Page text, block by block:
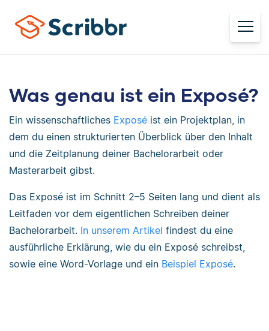
Was genau ist ein Exposé?
Ein wissenschaftliches Exposé ist ein Projektplan, in
dem du einen strukturierten Überblick über den Inhalt
und die Zeitplanung deiner Bachelorarbeit oder
Masterarbeit gibst.
Das Exposé ist im Schnitt 2–5 Seiten lang und dient als
Leitfaden vor dem eigentlichen Schreiben deiner
Bachelorarbeit. In unserem Artikel findest du eine
ausführliche Erklärung, wie du ein Exposé schreibst,
sowie eine Word-Vorlage und ein Beispiel Exposé.